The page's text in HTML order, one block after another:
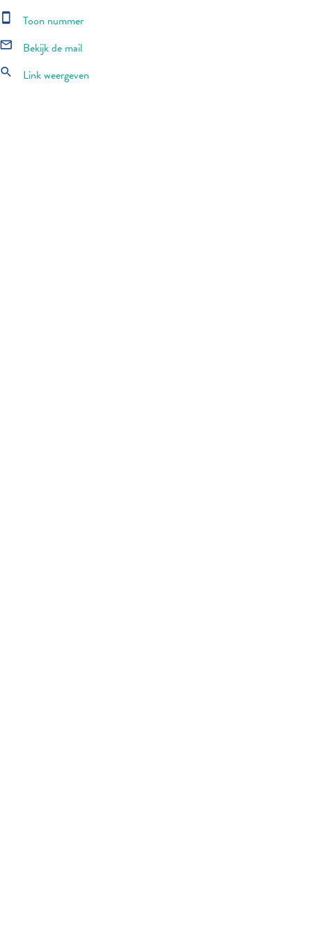
smartphone Toon nummer
mail_outline Bekijk de mail
search Link weergeven